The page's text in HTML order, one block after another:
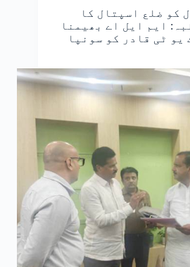
کو ضلع اسپتال کا
ایم ایل اے بھیمنا
یو ٹی قادر کو سونپا